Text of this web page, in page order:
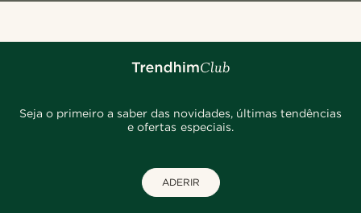
Seja o primeiro a saber das novidades, últimas tendências
e ofertas especiais.
ADERIR